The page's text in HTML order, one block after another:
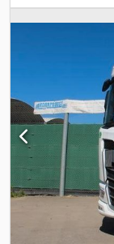
WOM XT
fremstillet i
1.300 kg
Lavlaster med
2 motorcykler *
Stabil 3-sidet
surringsstropper
med sikkerheds-
vandfast
Automatisk
Ekstraudstyr: *
EUR inkl. moms *
moms *